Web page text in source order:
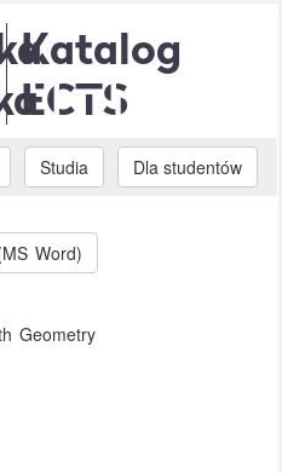
Katalog
ECTS
Studia Dla studentów
Word)
Geometry